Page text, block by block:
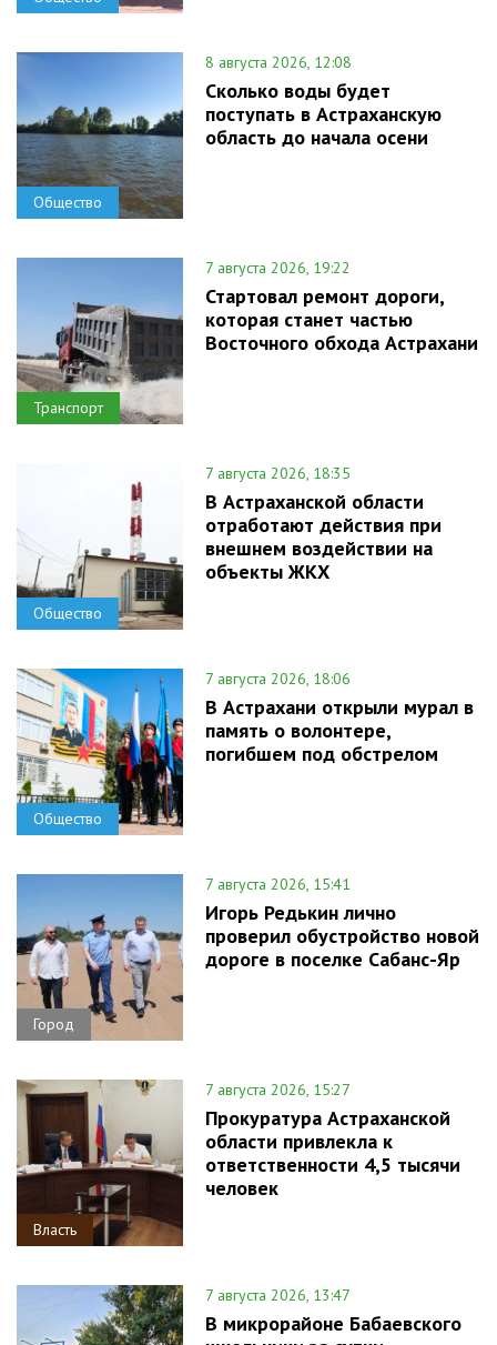
Общество
8 августа 2026, 12:08
Сколько воды будет
поступать в Астраханскую
область до начала осени
Транспорт
7 августа 2026, 19:22
Стартовал ремонт дороги,
которая станет частью
Восточного обхода Астрахани
Общество
7 августа 2026, 18:35
В Астраханской области
отработают действия при
внешнем воздействии на
объекты ЖКХ
Общество
7 августа 2026, 18:06
В Астрахани открыли мурал в
память о волонтере,
погибшем под обстрелом
Город
7 августа 2026, 15:41
Игорь Редькин лично
проверил обустройство новой
дороге в поселке Сабанс-Яр
Власть
7 августа 2026, 15:27
Прокуратура Астраханской
области привлекла к
ответственности 4,5 тысячи
человек
7 августа 2026, 13:47
В микрорайоне Бабаевского